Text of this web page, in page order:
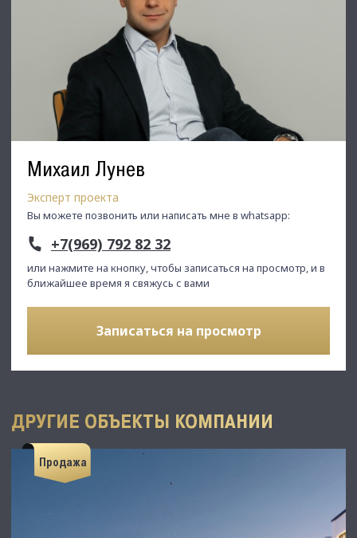
Михаил Лунев
Эксперт проекта
Вы можете позвонить или написать мне в whatsapp:
+7(969) 792 82 32
или нажмите на кнопку, чтобы записаться на просмотр, и в
ближайшее время я свяжусь с вами
Записаться на просмотр
ДРУГИЕ ОБЪЕКТЫ КОМПАНИИ
Продажа